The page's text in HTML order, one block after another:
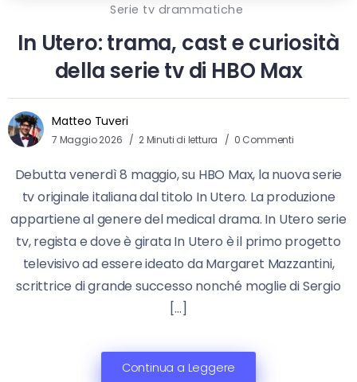
Serie tv drammatiche
In Utero: trama, cast e curiosità
della serie tv di HBO Max
Matteo Tuveri
7 Maggio 2026 2 Minuti di lettura 0 Commenti
Debutta venerdì 8 maggio, su HBO Max, la nuova serie
tv originale italiana dal titolo In Utero. La produzione
appartiene al genere del medical drama. In Utero serie
tv, regista e dove è girata In Utero è il primo progetto
televisivo ad essere ideato da Margaret Mazzantini,
scrittrice di grande successo nonché moglie di Sergio
[…]
Continua a Leggere